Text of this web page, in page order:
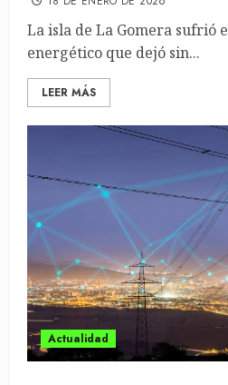
La isla de La Gomera sufrió
energético que dejó sin...
LEER MÁS
Actualidad